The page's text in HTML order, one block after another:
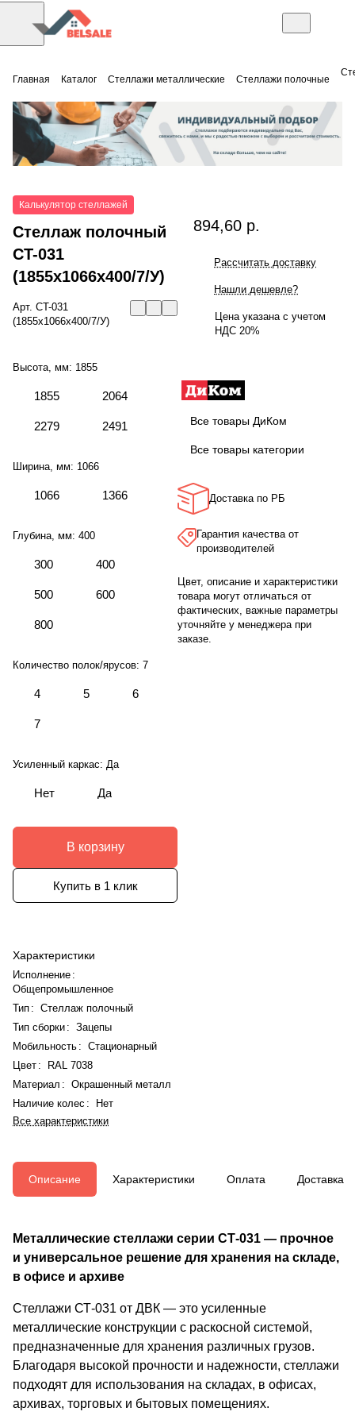
Главная Каталог Стеллажи металлические Стеллажи полочные
Калькулятор стеллажей
Стеллаж полочный
СT-031
(1855x1066x400/7/У)
Арт. СT-031
(1855x1066x400/7/У)
Высота, мм: 1855
1855 2064
2279 2491
Ширина, мм: 1066
1066 1366
Глубина, мм: 400
300 400
500 600
800
Количество полок/ярусов: 7
4 5 6
7
Усиленный каркас: Да
Нет Да
В корзину
Купить в 1 клик
Характеристики
Исполнение :
Общепромышленное
Тип : Стеллаж полочный
Тип сборки: Зацепы
Мобильность : Стационарный
Цвет :
RAL 7038
Материал : Окрашенный металл
Наличие колес :
Нет
Все характеристики
894,60 р.
Рассчитать доставку
Нашли дешевле?
Цена указана с учетом
НДС 20%
Все товары ДиКом
Все товары категории
Доставка по РБ
Гарантия качества от
производителей
Цвет, описание и характеристики
товара могут отличаться от
фактических, важные параметры
уточняйте у менеджера при
заказе.
Описание Характеристики Оплата Доставка
Металлические стеллажи серии СТ-031 — прочное
и универсальное решение для хранения на складе,
в офисе и архиве
Стеллажи СТ-031 от ДВК — это усиленные
металлические конструкции с раскосной системой,
предназначенные для хранения различных грузов.
Благодаря высокой прочности и надежности, стеллажи
подходят для использования на складах, в офисах,
архивах, торговых и бытовых помещениях.